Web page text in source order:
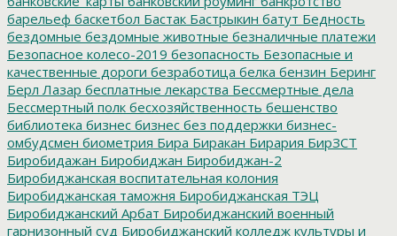
барельеф баскетбол Бастак Бастрыкин батут Бедность
бездомные бездомные животные безналичные платежи
Безопасное колесо-2019 безопасность Безопасные и
качественные дороги безработица белка бензин Беринг
Берл Лазар бесплатные лекарства Бессмертные дела
Бессмертный полк бесхозяйственность бешенство
библиотека бизнес бизнес без поддержки бизнес-
омбудсмен биометрия Бира Биракан Бирария БирЗСТ
Биробидажан Биробиджан Биробиджан-2
Биробиджанская воспитательная колония
Биробиджанская таможня Биробиджанская ТЭЦ
Биробиджанский Арбат Биробиджанский военный
гарнизонный суд Биробиджанский колледж культуры и